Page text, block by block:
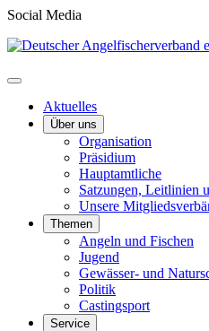
Social Media
Aktuelles
Über uns
Organisation
Präsidium
Hauptamtliche
Satzungen, Leitlinien
Unsere
Themen
Angeln und Fischen
Jugend
Gewässer- und
Politik
Castingsport
Service